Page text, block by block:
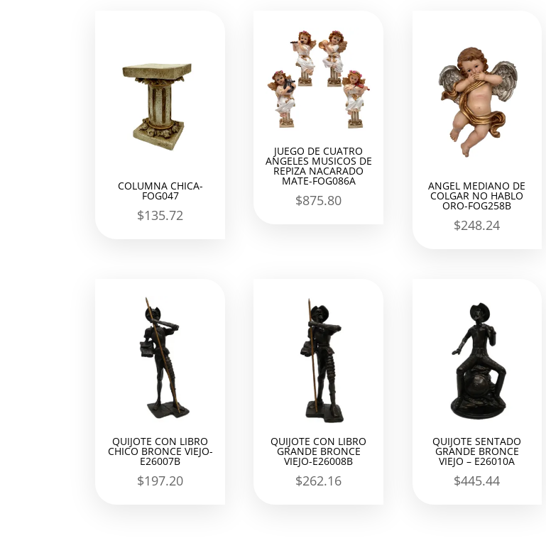
últimos
COLUMNA CHICA-
FOG047
$135.72
JUEGO DE CUATRO
ANGELES MUSICOS DE
REPIZA NACARADO
MATE-FOG086A
$875.80
ANGEL MEDIANO DE
COLGAR NO HABLO
ORO-FOG258B
$248.24
QUIJOTE CON LIBRO
CHICO BRONCE VIEJO-
E26007B
$197.20
QUIJOTE CON LIBRO
GRANDE BRONCE
VIEJO-E26008B
$262.16
QUIJOTE SENTADO
GRANDE BRONCE
VIEJO – E26010A
$445.44